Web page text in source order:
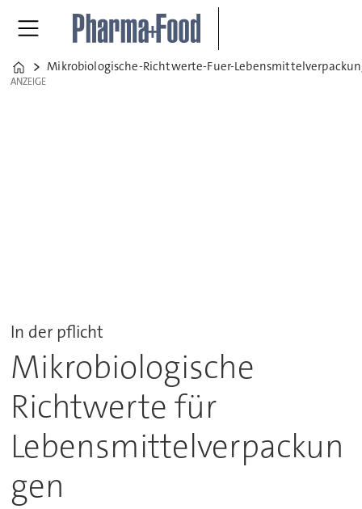
Home
Mikrobiologische-Richtwerte-Fuer-
ANZEIGE
ANZEIGE
In der pflicht
Mikrobiologische
Richtwerte für
Lebensmittelverpackun
gen